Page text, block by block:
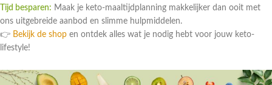
Tijd besparen: Maak je keto-maaltijdplanning makkelijker dan ooit met
ons uitgebreide aanbod en slimme hulpmiddelen.
👉 Bekijk de shop en ontdek alles wat je nodig hebt voor jouw keto-
lifestyle!